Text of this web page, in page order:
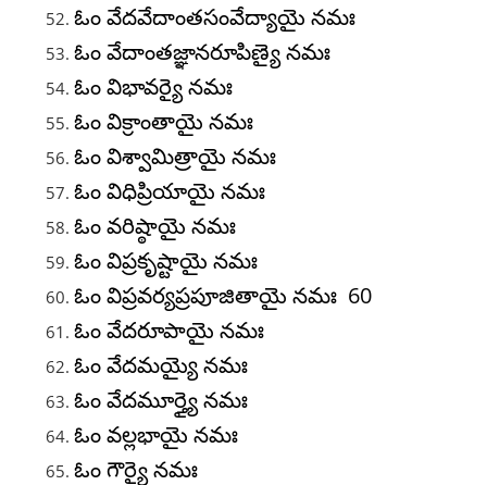
ఓం వేదవేదాంతసంవేద్యాయై నమః
ఓం వేదాంతజ్ఞానరూపిణ్యై నమః
ఓం విభావర్యై నమః
ఓం విక్రాంతాయై నమః
ఓం విశ్వామిత్రాయై నమః
ఓం విధిప్రియాయై నమః
ఓం వరిష్ఠాయై నమః
ఓం విప్రకృష్టాయై నమః
ఓం విప్రవర్యప్రపూజితాయై నమః 60
ఓం వేదరూపాయై నమః
ఓం వేదమయ్యై నమః
ఓం వేదమూర్త్యై నమః
ఓం వల్లభాయై నమః
ఓం గౌర్యై నమః